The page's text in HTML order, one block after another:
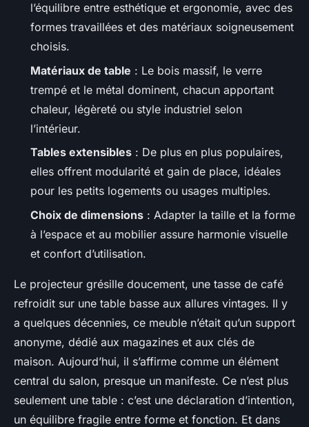
l’équilibre entre esthétique et ergonomie, avec des
formes travaillées et des matériaux soigneusement
choisis.
Matériaux de table : Le bois massif, le verre
trempé et le métal dominent, chacun apportant
chaleur, légèreté ou style industriel selon
l’intérieur.
Tables extensibles : De plus en plus populaires,
elles offrent modularité et gain de place, idéales
pour les petits logements ou usages multiples.
Choix de dimensions : Adapter la taille et la forme
à l’espace et au mobilier assure harmonie visuelle
et confort d’utilisation.
Le projecteur grésille doucement, une tasse de café
refroidit sur une table basse aux allures vintages. Il y
a quelques décennies, ce meuble n’était qu’un support
anonyme, dédié aux magazines et aux clés de
maison. Aujourd’hui, il s’affirme comme un élément
central du salon, presque un manifeste. Ce n’est plus
seulement une table : c’est une déclaration d’intention,
un équilibre fragile entre forme et fonction. Et dans